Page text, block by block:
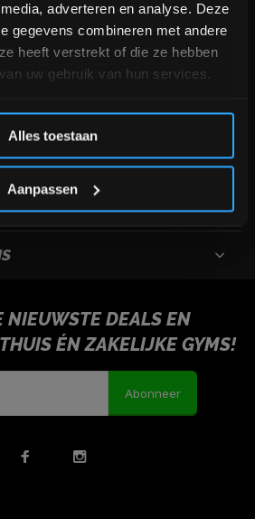
adverteren en analyse. Deze
gegevens combineren met andere
heeft verstrekt of die ze hebben
uw gebruik van hun services.
Alles toestaan
Aanpassen
NIEUWSTE DEALS EN
ÉN ZAKELIJKE GYMS!
Abonneer
aankoop! 😀
Inschrijven
vallen buiten de korting